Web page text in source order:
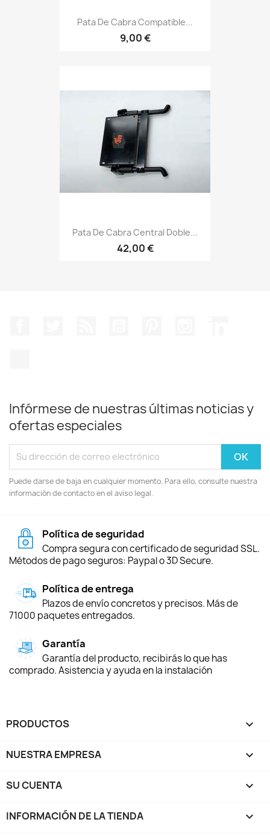
Pata De Cabra Compatible...
9,00 €
Pata De Cabra Central Doble...
42,00 €
Infórmese de nuestras últimas noticias y
ofertas especiales
Puede darse de baja en cualquier momento. Para ello, consulte nuestra
información de contacto en el aviso legal.
Política de seguridad
Compra segura con certificado de seguridad SSL.
Métodos de pago seguros: Paypal o 3D Secure.
Política de entrega
Plazos de envío concretos y precisos. Más de
71000 paquetes entregados.
Garantía
Garantía del producto, recibirás lo que has
comprado. Asistencia y ayuda en la instalación
PRODUCTOS 
NUESTRA EMPRESA 
SU CUENTA 
INFORMACIÓN DE LA TIENDA keyboard_arrow_down